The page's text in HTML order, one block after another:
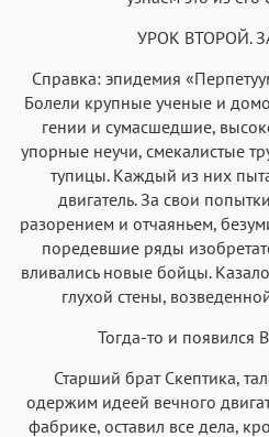
УРОК ВТОРОЙ.
Справка: эпидемия
Болели крупные ученые и
гении и сумасшедшие,
упорные неучи, смекалистые
тупицы. Каждый из них
двигатель. За свои
разорением и отчаяньем,
поредевшие ряды
вливались новые бойцы.
глухой стены,
Тогда-то и появился
Старший брат Скептика,
одержим идеей вечного
фабрике, оставил все дела,